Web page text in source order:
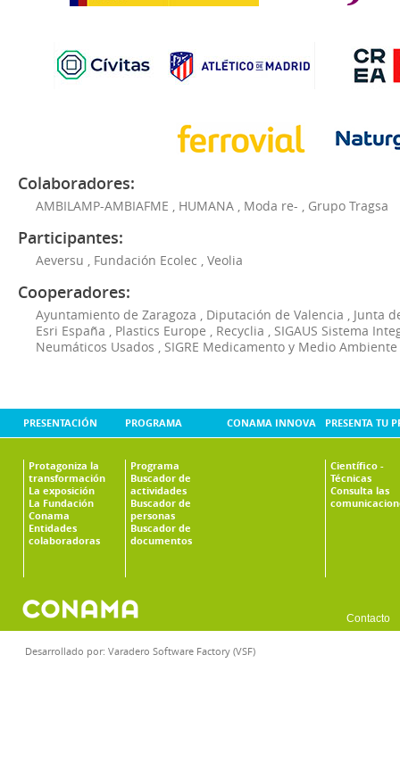
Colaboradores:
AMBILAMP-AMBIAFME , HUMANA , Moda re- , Grupo Tragsa
Participantes:
Aeversu , Fundación Ecolec , Veolia
Cooperadores:
Ayuntamiento de Zaragoza , Diputación de Valencia , Junta
Esri España , Plastics Europe , Recyclia , SIGAUS Sistema
Neumáticos Usados , SIGRE Medicamento y Medio Ambiente
PRESENTACIÓN
Protagoniza la
transformación
La exposición
La Fundación
Conama
Entidades
colaboradoras
PROGRAMA
Programa
Buscador de
actividades
Buscador de
personas
Buscador de
documentos
CONAMA INNOVA PRESENTA TU
Científico -
Técnicas
Consulta las
Contacto
Desarrollado por: Varadero Software Factory (VSF)